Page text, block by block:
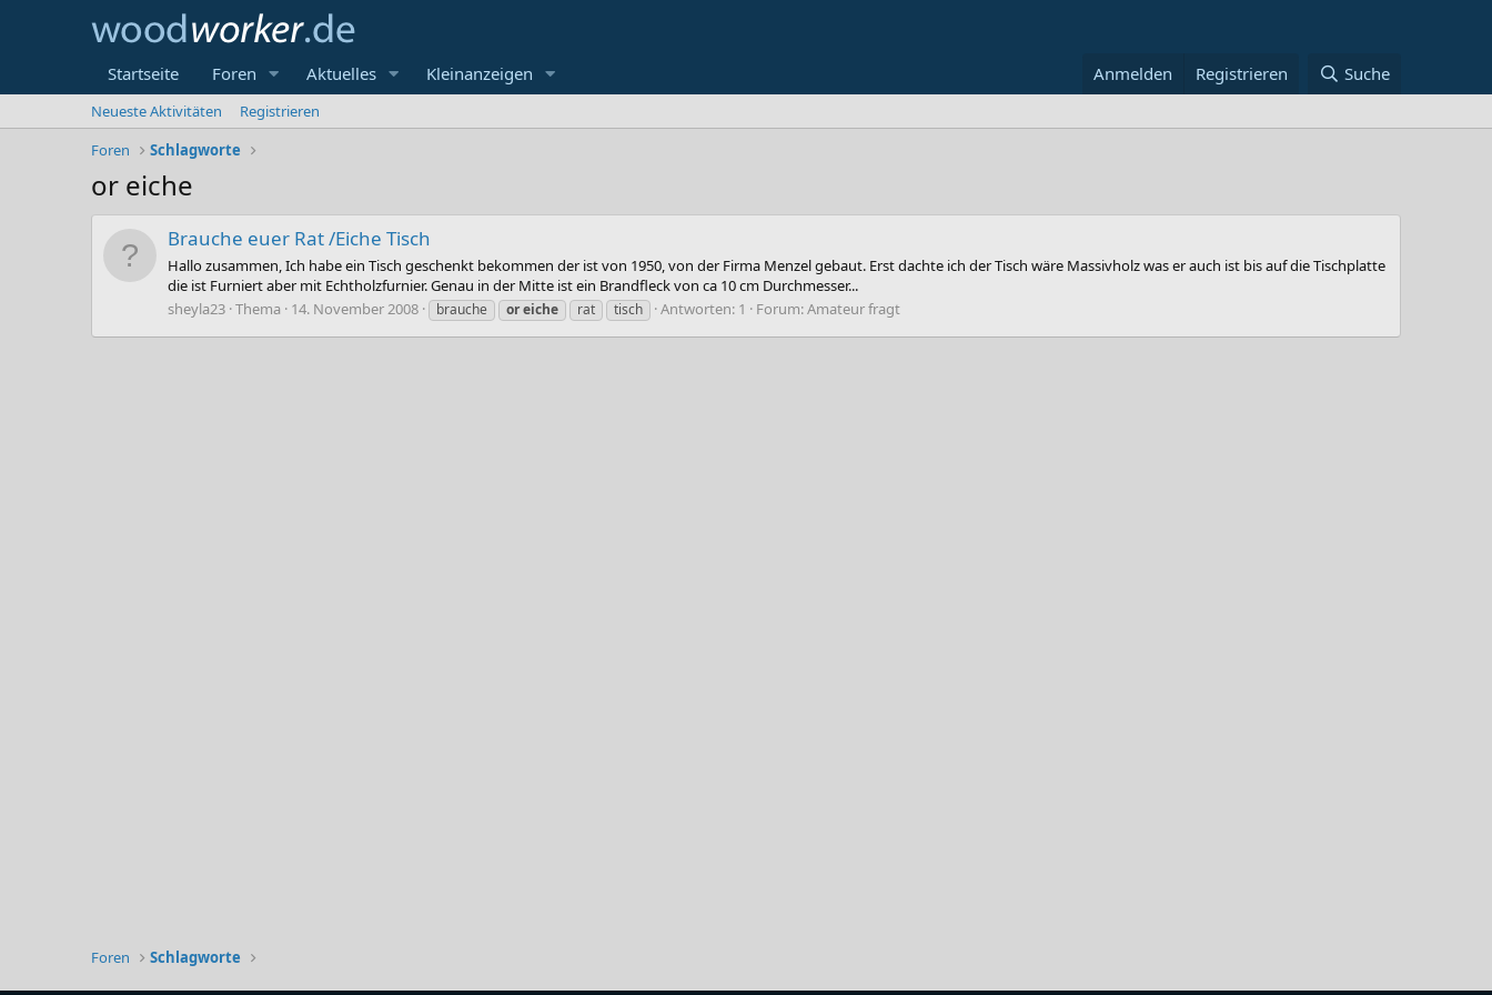
Startseite Foren Aktuelles Kleinanzeigen Anmelden Registrieren Suche
Neueste Aktivitäten
Registrieren
Foren
Schlagworte
or eiche
Brauche euer Rat /Eiche Tisch
Hallo zusammen, Ich habe ein Tisch geschenkt bekommen der ist von 1950, von der Firma Menzel gebaut. Erst dachte ich der Tisch wäre Massivholz was er auch ist bis auf die Tischplatte
die ist Furniert aber mit Echtholzfurnier. Genau in der Mitte ist ein Brandfleck von ca 10 cm Durchmesser...
sheyla23 Thema 14. November 2008 brauche oreiche rat tisch Antworten: 1 Forum:Amateur fragt
Foren Schlagworte